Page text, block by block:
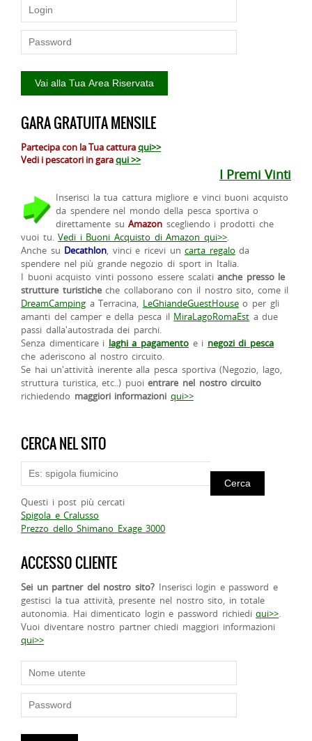
GARA GRATUITA MENSILE
Partecipa con la Tua catturaqui>>
Vedi i pescatori in garaqui >>
I Premi Vinti
Inserisci la tua cattura migliore e vinci buoni acquisto
da spendere nel mondo della pesca sportiva o
direttamente suAmazon scegliendo i prodotti che
vuoi tu.Vedi i Buoni Acquisto di Amazon qui>>.
Anche su Decathlon, vinci e ricevi uncarta regalo da
spendere nel più grande negozio di sport in Italia.
I buoni acquisto vinti possono essere scalatianche presso le
strutture turisticheche collaborano con il nostro sito, come il
DreamCamping a Terracina, LeGhiandeGuestHouseo per gli
amanti del camper e della pesca il MiraLagoRomaEst a due
passi dalla'autostrada dei parchi.
Senza dimenticare i laghi a pagamento e i negozi di pesca
che aderiscono al nostro circuito.
Se hai un'attività inerente alla pesca sportiva (Negozio, lago,
struttura turistica, etc..) puoientrare nel nostro circuito
richiedendo maggiori informazioni qui>>
CERCA NEL SITO
Questi i post più cercati
Spigola e Cralusso
Prezzo dello Shimano Exage 3000
ACCESSO CLIENTE
Sei un partner del nostro sito? Inserisci login e password e
gestisci la tua attività, presente nel nostro sito, in totale
autonomia. Hai dimenticato login e password richiediqui>>.
Vuoi diventare nostro partner chiedi maggiori informazioni
qui>>